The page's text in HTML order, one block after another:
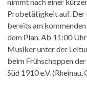
nimmt nach einer
Probetätigkeit auf.
bereits am
dem Plan. Ab 11:00
Musiker unter der
beim Frühschoppen
Süd 1910 e.V.